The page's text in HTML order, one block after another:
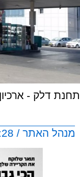
תחנת דלק - ארכיון
מנהל האתר / 13:28 30.04.24